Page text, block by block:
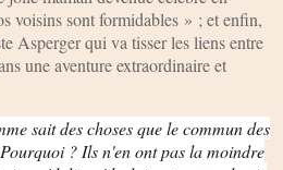
voisins sont formidables » ; et enfin,
Asperger qui va tisser les liens entre
une aventure extraordinaire et
sait des choses que le commun des
? Ils n'en ont pas la moindre